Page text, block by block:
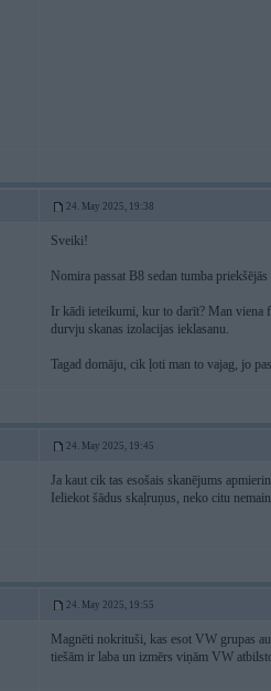
24. May 2025, 19:38
Sveiki!
Nomira passat B8 sedan tumba
Ir kādi ieteikumi, kur to darīt? Man viena
durvju skanas izolacijas ieklasanu.
Tagad domāju, cik ļoti man to vajag, jo
24. May 2025, 19:45
Ja kaut cik tas esošais skanējums
Ieliekot šādus skaļruņus, neko citu
24. May 2025, 19:55
Magnēti nokrituši, kas esot VW grupas
tiešām ir laba un izmērs viņām VW